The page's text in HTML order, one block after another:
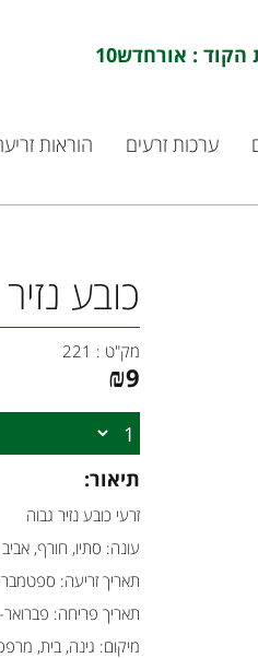
ערכות זרעים הוראות
כובע
מק"ט : 221
₪9
תיאור:
זרעי כובע נזיר גבוה
עונה: סתיו, חורף, אביב
תאריך זריעה:
תאריך פריחה:
מיקום: גינה, בית,